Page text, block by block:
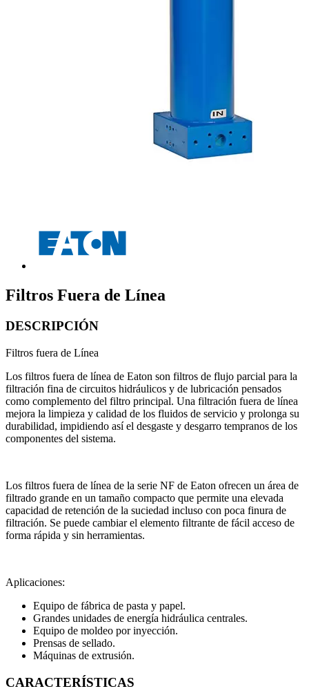
Filtros Fuera de Línea
DESCRIPCIÓN
Filtros fuera de Línea
Los filtros fuera de línea de Eaton son filtros de flujo parcial para la
filtración fina de circuitos hidráulicos y de lubricación pensados
como complemento del filtro principal. Una filtración fuera de línea
mejora la limpieza y calidad de los fluidos de servicio y prolonga su
durabilidad, impidiendo así el desgaste y desgarro tempranos de los
componentes del sistema.
Los filtros fuera de línea de la serie NF de Eaton ofrecen un área de
filtrado grande en un tamaño compacto que permite una elevada
capacidad de retención de la suciedad incluso con poca finura de
filtración. Se puede cambiar el elemento filtrante de fácil acceso de
forma rápida y sin herramientas.
Aplicaciones:
Equipo de fábrica de pasta y papel.
Grandes unidades de energía hidráulica centrales.
Equipo de moldeo por inyección.
Prensas de sellado.
Máquinas de extrusión.
CARACTERÍSTICAS